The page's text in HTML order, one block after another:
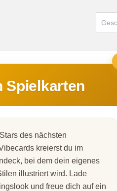
Spielkarten
des nächsten
kreierst du im
bei dem dein eigenes
illustriert wird. Lade
und freue dich auf ein